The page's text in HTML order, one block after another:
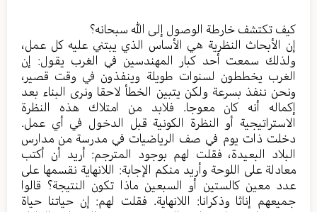
كيف تكتشف خارطة الوصول إلى الله سبحانه؟
إن الأبحاث النظرية هي الأساس الذي يبتني عليه كل عمل،
ولذلك سمعت أحد كبار المهندسين في الغرب يقول: إن
الغرب يخططون لسنوات طويلة وينفذون في وقت قصير،
ونحن ننفذ بسرعة ولكن يتبين الخطأ لاحقا ونرى البناء بعد
إكماله أنه كان معوجا. فلابد من امتلاك هذه النظرة
الاستراتيجية أو النظرة الكونية قبل الدخول في أي عمل.
دخلت ذات يوم في صف الرياضيات في مدرسة من مدارس
البلاد البعيدة، فقلت لهم بوجود المترجم: أريد أن أكتب
معادلة على اللوحة وأريد منكم الإجابة: اللانهاية نقسمها على
عدد معين كالستين أو السبعين ماذا تكون النتيجة؟ قالوا
جميعهم إناثا وذكرانا: اللانهاية. فقلت لهم: إن حياتنا حياة